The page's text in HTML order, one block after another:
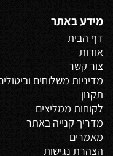
מידע באתר
דף הבית
אודות
צור קשר
מדיניות משלוחים
תקנון
לקוחות ממליצים
מדריך קנייה באתר
מאמרים
הצהרת נגישות